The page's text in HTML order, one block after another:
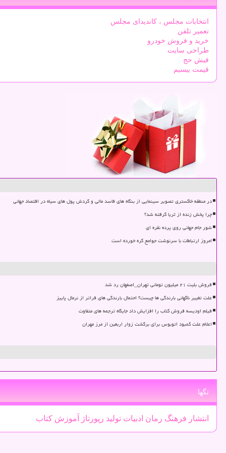
انتخابات مجلس ، کاندیدای مجلس
تعمیر تلفن
خرید و فروش خودرو
طراحی سایت
فیش حج
قیمت بیسیم
در منطقه خاکستری تصویر سینمایی از بنگاه های فاسد مالی و گردش پول های سیاه در اقتصاد جهانی
چرا پخش زنده از ثریا گرفته شد؟
شور جام جهانی روی پرده نقره ای
امروز ارتباطات با سرنوشت جوامع گره خورده است
فروش بلیت ۲۱ میلیون تومانی تهران_اصفهان رد شد
علت تغییر ناگهانی بارندگی ها چیست؟ احتمال بارندگی های فراتر از نرمال پاییز
فیلم اودیسه فروش کتاب را افزایش داد جایگاه ترجمه های متفاوت
اعلام علت کمبود اتوبوس برای برگشت زوار اربعین از مرز مهران
تگها
انتشار فرهنگ رمان ادبیات تولید رپورتاژ آموزش كتاب